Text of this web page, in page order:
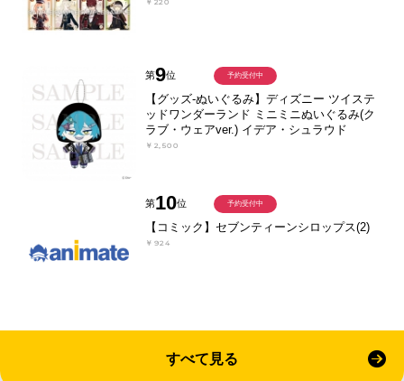
￥220
第9位
【グッズ-ぬいぐるみ】ディズニー ツイステ
ッドワンダーランド ミニミニぬいぐるみ(ク
ラブ・ウェアver.) イデア・シュラウド
￥2,500
予約受付中
第10位
【コミック】セブンティーンシロップス(2)
￥924
予約受付中
すべて見る